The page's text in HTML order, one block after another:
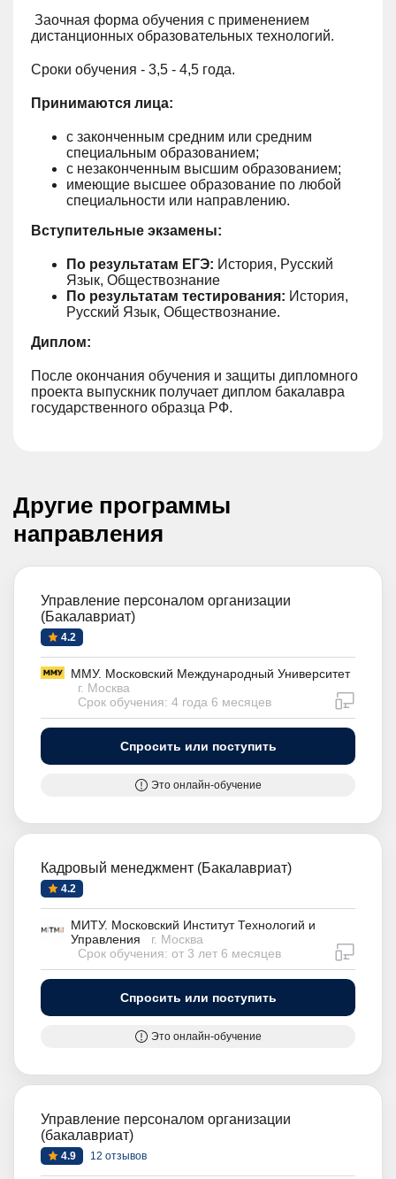
Заочная форма обучения с применением
дистанционных образовательных технологий.
Сроки обучения - 3,5 - 4,5 года.
Принимаются лица:
с законченным средним или средним
специальным образованием;
с незаконченным высшим образованием;
имеющие высшее образование по любой
специальности или направлению.
Вступительные экзамены:
По результатам ЕГЭ: История, Русский
Язык, Обществознание
По результатам тестирования: История,
Русский Язык, Обществознание.
Диплом:
После окончания обучения и защиты дипломного
проекта выпускник получает диплом бакалавра
государственного образца РФ.
Другие программы
направления
Управление персоналом организации
(Бакалавриат)
4.2
ММУ. Московский Международный Университет
г. Москва
Срок обучения: 4 года 6 месяцев
Спросить или поступить
Это онлайн-обучение
Кадровый менеджмент (Бакалавриат)
4.2
МИТУ. Московский Институт Технологий и
Управления
г. Москва
Срок обучения: от 3 лет 6 месяцев
Спросить или поступить
Это онлайн-обучение
Управление персоналом организации
(бакалавриат)
4.9 12 отзывов